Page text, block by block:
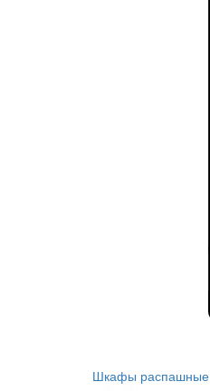
Шкафы распашные